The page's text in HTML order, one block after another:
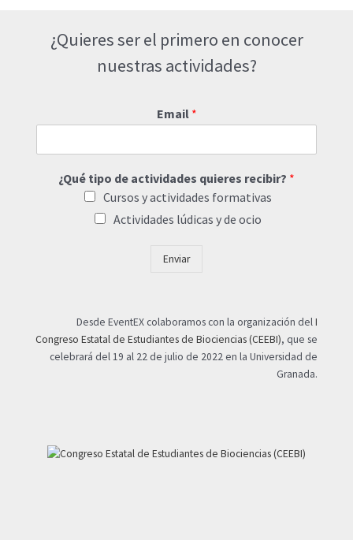
¿Quieres ser el primero en conocer
nuestras actividades?
Email *
¿Qué tipo de actividades quieres recibir? *
Cursos y actividades formativas
Actividades lúdicas y de ocio
Enviar
Desde EventEX colaboramos con la organización delI
Congreso Estatal de Estudiantes de Biociencias (CEEBI), que se
celebrará del 19 al 22 de julio de 2022 en la Universidad de
Granada.